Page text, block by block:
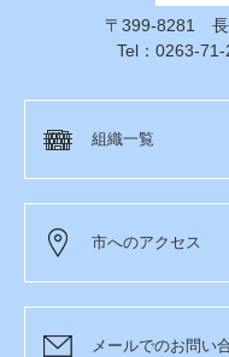
〒399-8281 長
Tel：0263-
組織一覧
市へのアクセス
メールでのお問い